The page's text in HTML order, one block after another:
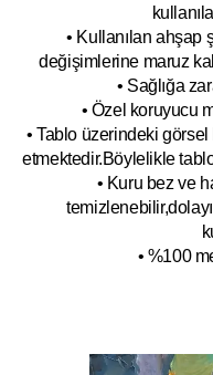
• Kullanılan ahşap
değişimlerine maruz
• Sağlığa
• Özel koruyucu
• Tablo üzerindeki
etmektedir.Böylelikle
• Kuru bez ve
• %100